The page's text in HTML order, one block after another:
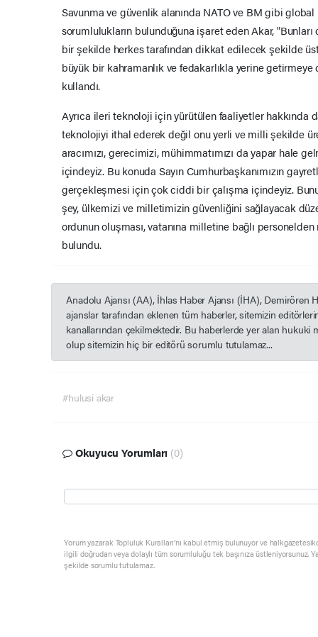
Savunma ve güvenlik alanında NATO ve BM gibi global
sorumlulukların bulunduğuna işaret eden Akar,
bir şekilde herkes tarafından dikkat edilecek şekilde
büyük bir kahramanlık ve fedakarlıkla yerine
kullandı.
Ayrıca ileri teknoloji için yürütülen faaliyetler hakkında
teknolojiyi ithal ederek değil onu yerli ve milli şekilde
aracımızı, gerecimizi, mühimmatımızı da yapar hale
içindeyiz. Bu konuda Sayın Cumhurbaşkanımızın
gerçekleşmesi için çok ciddi bir çalışma içindeyiz.
şey, ülkemizi ve milletimizin güvenliğini sağlayacak
ordunun oluşması, vatanına milletine bağlı
bulundu.
Anadolu Ajansı (AA), İhlas Haber Ajansı (İHA), Demirören
ajanslar tarafından eklenen tüm haberler, sitemizin
kanallarından çekilmektedir. Bu haberlerde yer alan hukuki
olup sitemizin hiç bir editörü sorumlu tutulamaz...
#hulusi akar
Okuyucu Yorumları (0)
Yorum yazarak Topluluk Kuralları’nı kabul etmiş bulunuyor ve
ilgili doğrudan veya dolaylı tüm sorumluluğu tek başınıza üstleniyorsunuz.
şekilde sorumlu tutulamaz.